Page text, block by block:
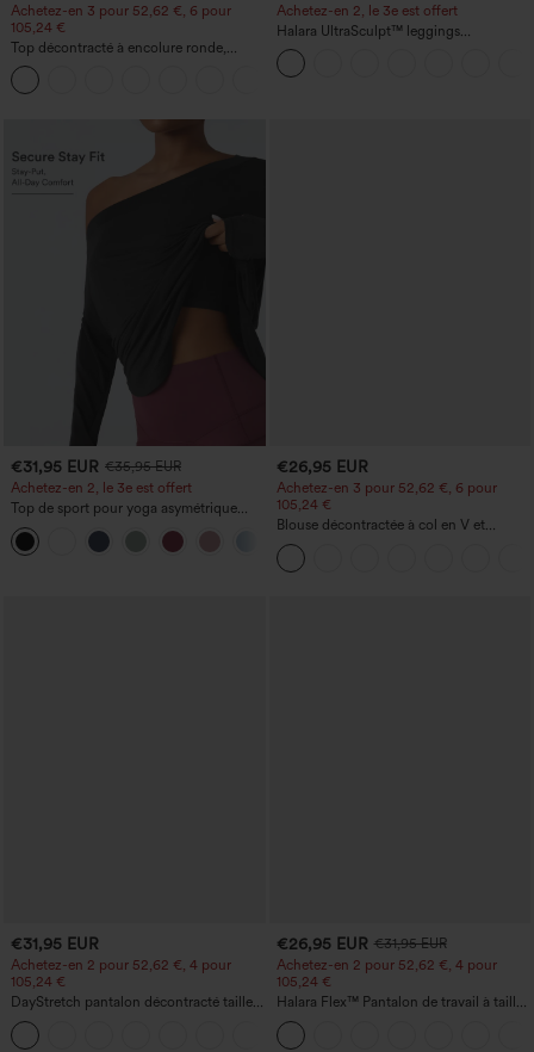
Achetez-en 3 pour 52,62 €, 6 pour
105,24 €
Top décontracté à encolure ronde,
manches chauve-souris et coupe ample
Achetez-en 2, le 3e est offert
Halara UltraSculpt™ leggings
d'entraînement taille haute — fronces
liftantes pour le fessier, maintien gainant
du ventre et poche
€31,95 EUR €35,95 EUR
Achetez-en 2, le 3e est offert
Top de sport pour yoga asymétrique
(une épaule) à manches longues avec
ouverture pour le pouce, ourlet arrondi
haut-bas, séchage rapide, soutien-gorge
€26,95 EUR
Achetez-en 3 pour 52,62 €, 6 pour
105,24 €
Blouse décontractée à col en V et
manches courtes bouffantes
€31,95 EUR
Achetez-en 2 pour 52,62 €, 4 pour
105,24 €
DayStretch pantalon décontracté taille
haute avec poches et coupe droite
€26,95 EUR €31,95 EUR
Achetez-en 2 pour 52,62 €, 4 pour
105,24 €
Halara Flex™ Pantalon de travail à taille
haute, jambe large, avec poches, en
maille gaufrée